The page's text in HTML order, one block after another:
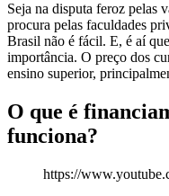
Seja na disputa feroz pelas
procura pelas faculdades
Brasil não é fácil. E, é aí
importância. O preço dos
ensino superior,
O que é
funciona?
https://